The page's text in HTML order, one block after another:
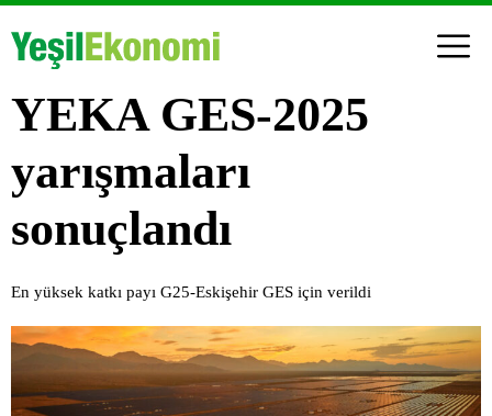
YEKA GES-2025
yarışmaları
sonuçlandı
En yüksek katkı payı G25-Eskişehir GES için verildi